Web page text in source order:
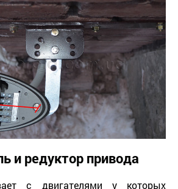
и редуктор привода
с двигателями у которых